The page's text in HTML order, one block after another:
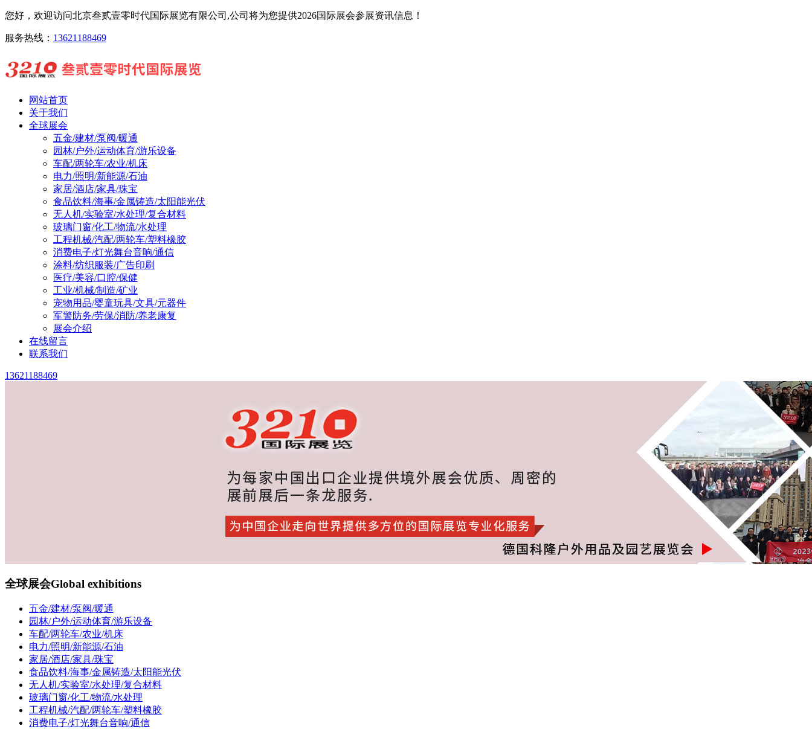
您好，欢迎访问北京叁贰壹零时代国际展览有限公司,公司将为您提供2026国际展会参展资讯信息！
服务热线： 13621188469
网站首页
关于我们
全球展会
五金/建材/泵阀/暖通
园林/户外/运动体育/游乐设备
车配/两轮车/农业/机床
电力/照明/新能源/石油
家居/酒店/家具/珠宝
食品饮料/海事/金属铸造/太阳能光伏
无人机/实验室/水处理/复合材料
玻璃门窗/化工/物流/水处理
工程机械/汽配/两轮车/塑料橡胶
消费电子/灯光舞台音响/通信
涂料/纺织服装/广告印刷
医疗/美容/口腔/保健
工业/机械/制造/矿业
宠物用品/婴童玩具/文具/元器件
军警防务/劳保/消防/养老康复
展会介绍
在线留言
联系我们
13621188469
全球展会Global exhibitions
五金/建材/泵阀/暖通
园林/户外/运动体育/游乐设备
车配/两轮车/农业/机床
电力/照明/新能源/石油
家居/酒店/家具/珠宝
食品饮料/海事/金属铸造/太阳能光伏
无人机/实验室/水处理/复合材料
玻璃门窗/化工/物流/水处理
工程机械/汽配/两轮车/塑料橡胶
消费电子/灯光舞台音响/通信